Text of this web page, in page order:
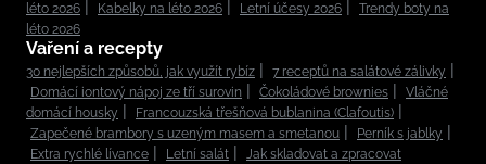
léto 2026
Kabelky na léto 2026 Letní účesy 2026
Trendy boty na
léto 2026
Vaření a recepty
30 nejlepších způsobů, jak využít rybíz
7 receptů na salátové zálivky
Domácí iontový nápoj ze tří surovin
Čokoládové brownies
Vláčné
domácí housky
Francouzská třešňová bublanina (Clafoutis)
Zapečené brambory s uzeným masem a smetanou
Perník s jablky
Extra rychlé lívance
Letní salát
Jak skladovat a zpracovat